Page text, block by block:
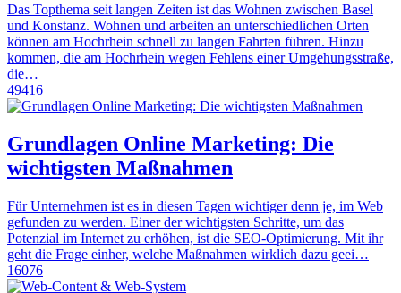
Das Topthema seit langen Zeiten ist das Wohnen zwischen Basel
und Konstanz. Wohnen und arbeiten an unterschiedlichen Orten
können am Hochrhein schnell zu langen Fahrten führen. Hinzu
kommen, die am Hochrhein wegen Fehlens einer Umgehungsstraße,
die…
49416
Grundlagen Online Marketing: Die
wichtigsten Maßnahmen
Für Unternehmen ist es in diesen Tagen wichtiger denn je, im Web
gefunden zu werden. Einer der wichtigsten Schritte, um das
Potenzial im Internet zu erhöhen, ist die SEO-Optimierung. Mit ihr
geht die Frage einher, welche Maßnahmen wirklich dazu geei…
16076